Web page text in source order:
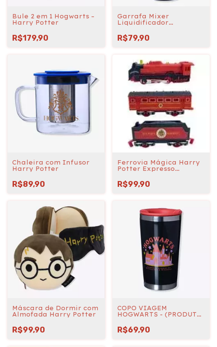
Bule 2 em 1 Hogwarts –
Harry Potter
R$179,90
Garrafa Mixer
Liquidificador
Potter
R$79,90
Chaleira com Infusor
Harry Potter
R$89,90
Ferrovia Mágica Harry
Potter Expresso
R$99,90
Máscara de Dormir com
Almofada Harry Potter
R$99,90
COPO VIAGEM
HOGWARTS - (PRODUTO
R$69,90